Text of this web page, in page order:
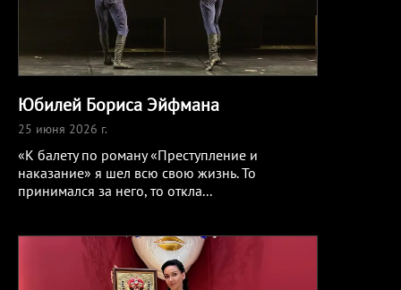
Юбилей Бориса Эйфмана
25 июня 2026 г.
«К балету по роману «Преступление и
наказание» я шел всю свою жизнь. То
принимался за него, то откла...